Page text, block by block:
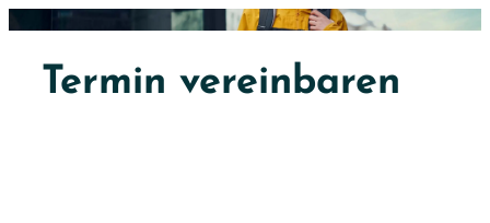
Termin vereinbaren